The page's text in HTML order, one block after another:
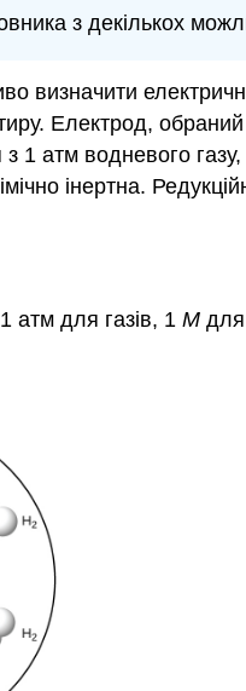
з декількох
визначити
Електрод, обраний
1 атм водневого
інертна.
атм для газів, 1 М для